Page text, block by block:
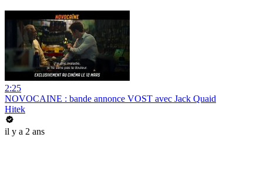
2:25
NOVOCAINE : bande annonce VOST avec Jack Quaid
Hitek
il y a 2 ans